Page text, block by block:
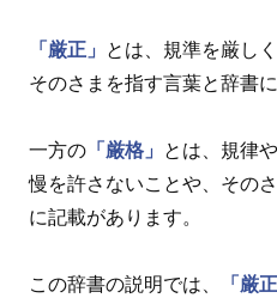
「厳正」
とは、規準を厳し
そのさまを指す言葉と辞書
一方の 「厳格」
とは、規律
慢を許さないことや、その
に記載があります。
この辞書の説明では、 「厳正